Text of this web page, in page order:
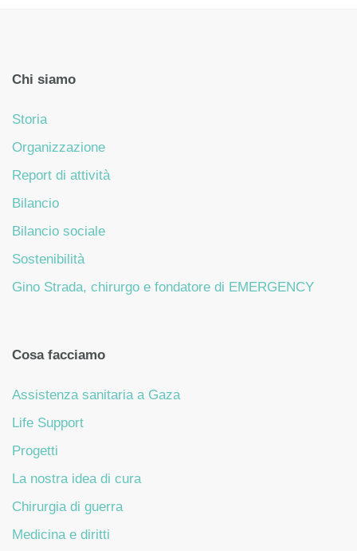
Chi siamo
Storia
Organizzazione
Report di attività
Bilancio
Bilancio sociale
Sostenibilità
Gino Strada, chirurgo e fondatore di EMERGENCY
Cosa facciamo
Assistenza sanitaria a Gaza
Life Support
Progetti
La nostra idea di cura
Chirurgia di guerra
Medicina e diritti